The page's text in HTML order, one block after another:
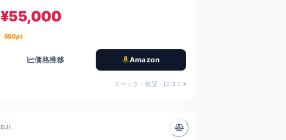
¥55,000
550pt
価格推移 Amazon
スペック・検証・口コミ
DJI